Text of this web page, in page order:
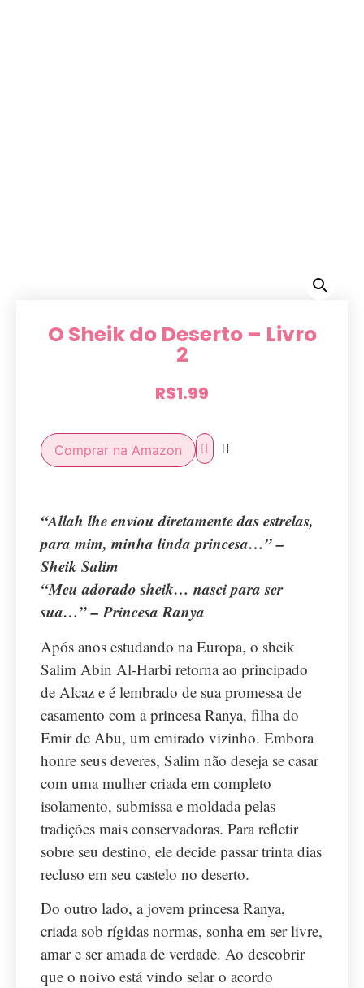
O Sheik do Deserto – Livro
2
R$1.99
Comprar na Amazon
“Allah lhe enviou diretamente das estrelas,
para mim, minha linda princesa…” –
Sheik Salim
“Meu adorado sheik… nasci para ser
sua…” – Princesa Ranya
Após anos estudando na Europa, o sheik
Salim Abin Al-Harbi retorna ao principado
de Alcaz e é lembrado de sua promessa de
casamento com a princesa Ranya, filha do
Emir de Abu, um emirado vizinho. Embora
honre seus deveres, Salim não deseja se casar
com uma mulher criada em completo
isolamento, submissa e moldada pelas
tradições mais conservadoras. Para refletir
sobre seu destino, ele decide passar trinta dias
recluso em seu castelo no deserto.
Do outro lado, a jovem princesa Ranya,
criada sob rígidas normas, sonha em ser livre,
amar e ser amada de verdade. Ao descobrir
que o noivo está vindo selar o acordo